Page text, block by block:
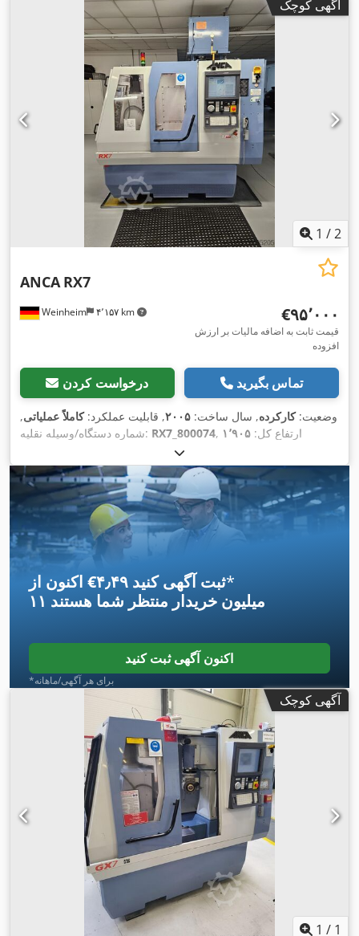
آگهی کوچک
1 /2
Weinheim ۴٬۱۵۷ km
ANCA RX7
‎€۹۵٬۰۰۰
قیمت ثابت به اضافه مالیات بر ارزش
افزوده
درخواست کردن تماس بگیرید
وضعیت:کارکرده, سال ساخت: ۲۰۰۵, قابلیت عملکرد:کاملاً عملیاتی,
شماره دستگاه/وسیله نقلیه: RX7_800074 , ارتفاع کل: ۱٬۹۰۵
حداکثر وزن قطعه کار:۲۰ کیلوگرم , حداکثر سرعت اسپیندل:۱۰٬۰۰۰
دور/دقیقه, قطر سنگ سنباده:۲۰۲ میلی‌متر , وزن کل:۴٬۵۰۰
کیلوگرم, قدرت:۱۹ کیلووات (۲۵٫۸۳ اسب بخار)
اکنون از ‎€۴٫۴۹ ثبت آگهی کنید*
۱۱ میلیون خریدار منتظر شما هستند
اکنون آگهی ثبت کنید
*برای هر آگهی/ماهانه
آگهی کوچک
1 / 1